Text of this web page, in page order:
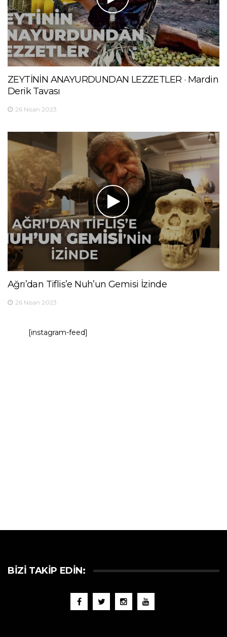
ZEYTİNİN ANAYURDUNDAN LEZZETLER · Mardin
Derik Tavası
26 Nisan 2023
Ağrı’dan Tiflis’e Nuh’un Gemisi İzinde
26 Nisan 2023
[instagram-feed]
BIZI TAKIP EDIN: